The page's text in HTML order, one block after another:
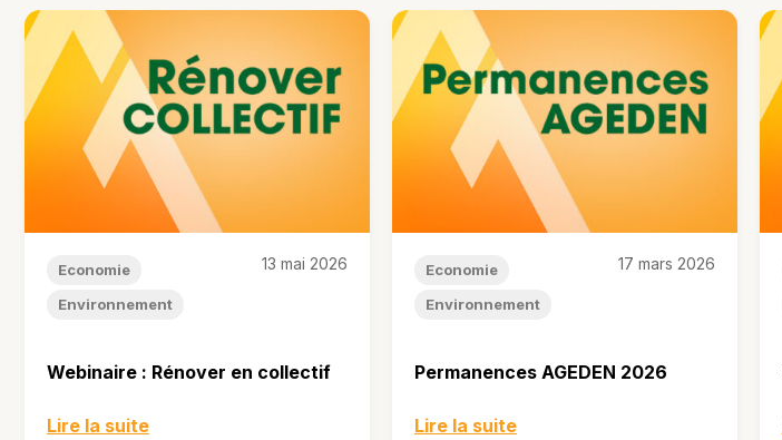
Economie
Environnement
13 mai 2026
Webinaire : Rénover en collectif
Lire la suite
Economie
Environnement
17 mars 2026
Permanences AGEDEN 2026
Lire la suite